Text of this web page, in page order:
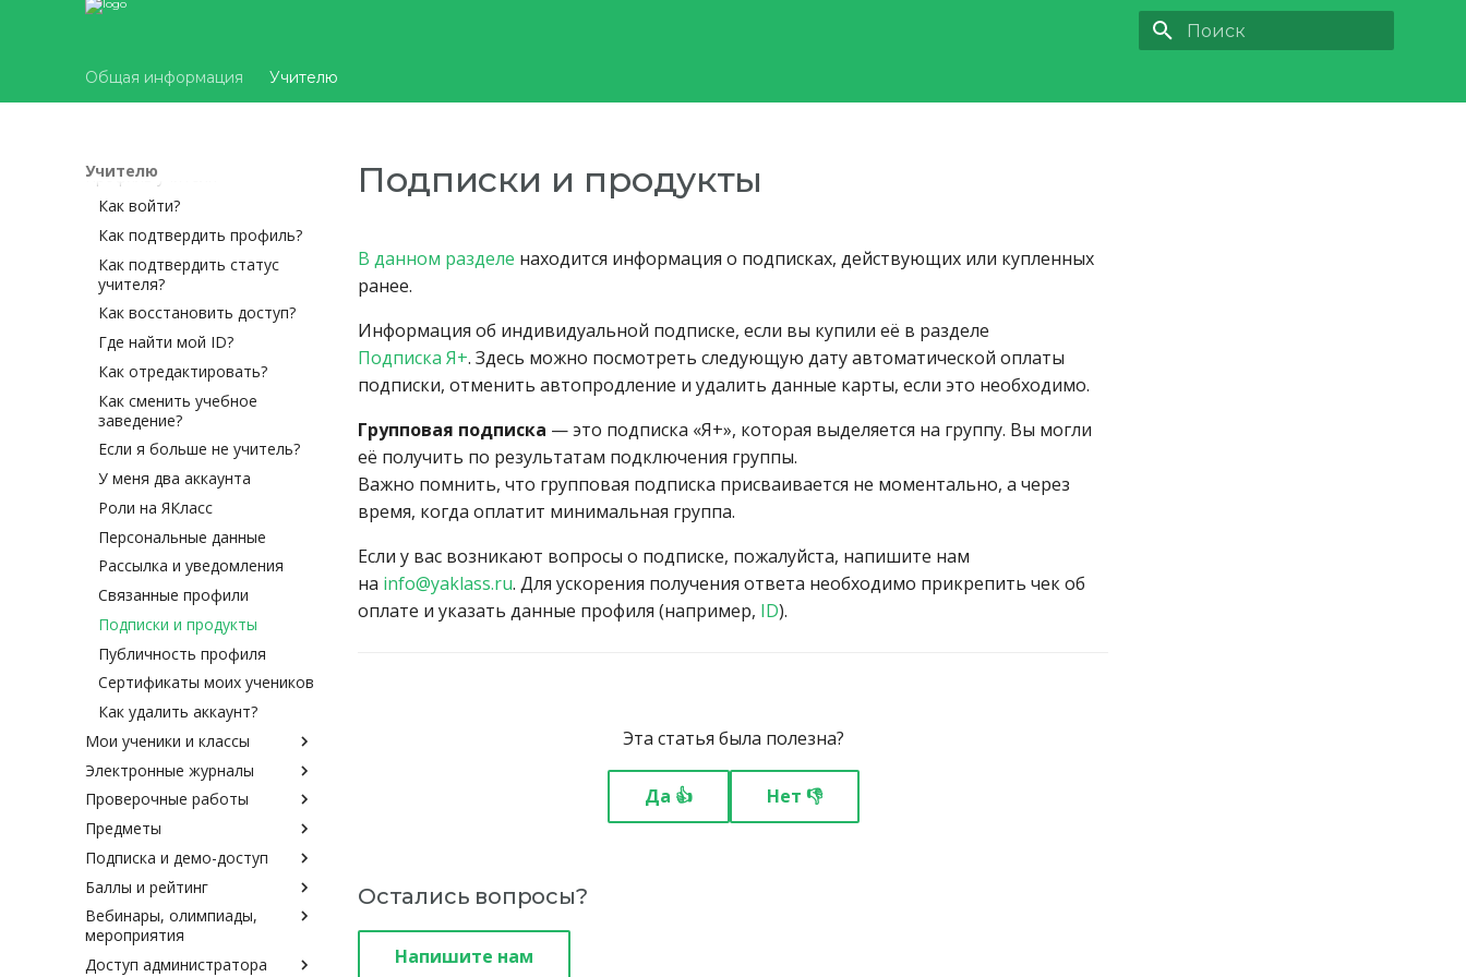
Общая информация Учителю
Учителю
Как зарегистрироваться?
Почта уже существует
Если я преподаю в двух
Как пригласить нового
учителя в школу?
Профиль учителя
Как войти?
Как подтвердить профиль?
Как подтвердить статус
учителя?
Как восстановить доступ?
Где найти мой ID?
Как отредактировать?
Как сменить учебное
заведение?
Если я больше не учитель?
У меня два аккаунта
Роли на ЯКласс
Персональные данные
Рассылка и уведомления
Связанные профили
Подписки и продукты
Публичность профиля
Сертификаты моих учеников
Как удалить аккаунт?
Мои ученики и классы
Как зарегистрировать класс
ученика, если класс уже
есть?
Как зарегистрировать
несколько классов
одновременно?
Электронные журналы
Регистрация через
электронным журналом?
Проверочные работы
Как выдать проверочную?
Как выдать работу
параллели или группе
учеников из разных классов?
Как распечатать работу?
Предметы
Как создать свое задание?
Как создать свой предмет?
Как сообщить о неточности
в задании?
Как добавить формулу?
Подписка и демо-доступ
Что такое Подписка Я+?
Что такое автоматическое
продление и как отключить
Баллы и рейтинг
За что начисляются баллы?
Как наградить учеников?
Вебинары, олимпиады,
мероприятия
Как записаться на вебинар?
Доступ администратора
Подписки и продукты
В данном разделе находится информация о подписках, действующих или купленных
ранее.
Информация об индивидуальной подписке, если вы купили её в разделе
Подписка Я+. Здесь можно посмотреть следующую дату автоматической оплаты
подписки, отменить автопродление и удалить данные карты, если это необходимо.
Групповая подписка — это подписка «Я+», которая выделяется на группу. Вы могли
её получить по результатам подключения группы.
Важно помнить, что групповая подписка присваивается не моментально, а через
время, когда оплатит минимальная группа.
Если у вас возникают вопросы о подписке, пожалуйста, напишите нам
на info@yaklass.ru. Для ускорения получения ответа необходимо прикрепить чек об
оплате и указать данные профиля (например, ID).
Эта статья была полезна?
Да 👍 Нет 👎
Остались вопросы?
Напишите нам